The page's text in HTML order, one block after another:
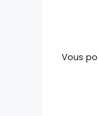
Vous